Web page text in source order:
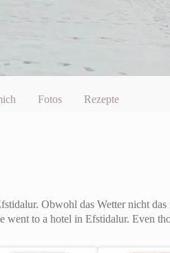
Fotos Rezepte
Obwohl das Wetter nicht das
to a hotel in Efstidalur. Even